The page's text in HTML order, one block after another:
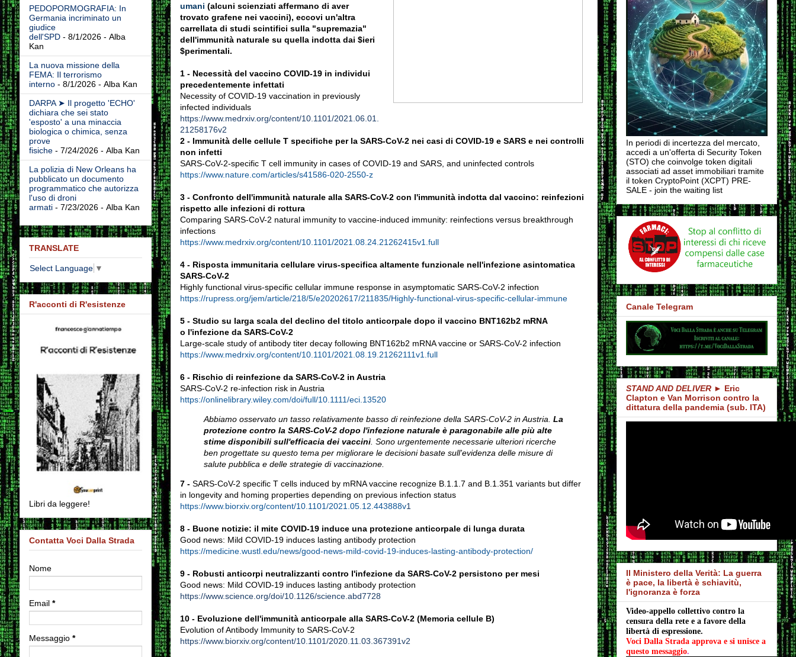
umani (alcuni scienziati affermano di aver
trovato grafene nei vaccini), eccovi un'altra
carrellata di studi scintifici sulla "supremazia"
dell'immunità naturale su quella indotta dai $ieri
$perimentali.
1 - Necessità del vaccino COVID-19 in individui
precedentemente infettati
Necessity of COVID-19 vaccination in previously
infected individuals
https://www.medrxiv.org/content/10.1101/2021.06.01.
21258176v2
2 - Immunità delle cellule T specifiche per la SARS-CoV-2 nei casi di COVID-19 e SARS e nei controlli
non infetti
SARS-CoV-2-specific T cell immunity in cases of COVID-19 and SARS, and uninfected controls
https://www.nature.com/articles/s41586-020-2550-z
3 - Confronto dell'immunità naturale alla SARS-CoV-2 con l'immunità indotta dal vaccino: reinfezioni
rispetto alle infezioni di rottura
Comparing SARS-CoV-2 natural immunity to vaccine-induced immunity: reinfections versus breakthrough
infections
https://www.medrxiv.org/content/10.1101/2021.08.24.21262415v1.full
4 - Risposta immunitaria cellulare virus-specifica altamente funzionale nell'infezione asintomatica
SARS-CoV-2
Highly functional virus-specific cellular immune response in asymptomatic SARS-CoV-2 infection
https://rupress.org/jem/article/218/5/e20202617/211835/Highly-functional-virus-specific-cellular-immune
5 - Studio su larga scala del declino del titolo anticorpale dopo il vaccino BNT162b2 mRNA
o l'infezione da SARS-CoV-2
Large-scale study of antibody titer decay following BNT162b2 mRNA vaccine or SARS-CoV-2 infection
https://www.medrxiv.org/content/10.1101/2021.08.19.21262111v1.full
6 - Rischio di reinfezione da SARS-CoV-2 in Austria
SARS-CoV-2 re-infection risk in Austria
https://onlinelibrary.wiley.com/doi/full/10.1111/eci.13520
Abbiamo osservato un tasso relativamente basso di reinfezione della SARS-CoV-2 in Austria. La
protezione contro la SARS-CoV-2 dopo l'infezione naturale è paragonabile alle più alte
stime disponibili sull'efficacia dei vaccini. Sono urgentemente necessarie ulteriori ricerche
ben progettate su questo tema per migliorare le decisioni basate sull'evidenza delle misure di
salute pubblica e delle strategie di vaccinazione.
7 -SARS-CoV-2 specific T cells induced by mRNA vaccine recognize B.1.1.7 and B.1.351 variants but differ
in longevity and homing properties depending on previous infection status
https://www.biorxiv.org/content/10.1101/2021.05.12.443888v1
8 - Buone notizie: il mite COVID-19 induce una protezione anticorpale di lunga durata
Good news: Mild COVID-19 induces lasting antibody protection
https://medicine.wustl.edu/news/good-news-mild-covid-19-induces-lasting-antibody-protection/
9 - Robusti anticorpi neutralizzanti contro l'infezione da SARS-CoV-2 persistono per mesi
Good news: Mild COVID-19 induces lasting antibody protection
https://www.science.org/doi/10.1126/science.abd7728
10 - Evoluzione dell'immunità anticorpale alla SARS-CoV-2 (Memoria cellule B)
Evolution of Antibody Immunity to SARS-CoV-2
https://www.biorxiv.org/content/10.1101/2020.11.03.367391v2
PEDOPORMOGRAFIA: In
Germania incriminato un
giudice
dell'SPD- 8/1/2026- Alba
Kan
La nuova missione della
FEMA: Il terrorismo
interno- 8/1/2026- Alba Kan
DARPA ➤ Il progetto 'ECHO'
dichiara che sei stato
'esposto' a una minaccia
biologica o chimica, senza
prove
fisiche- 7/24/2026- Alba Kan
La polizia di New Orleans ha
pubblicato un documento
programmatico che autorizza
l'uso di droni
armati- 7/23/2026- Alba Kan
TRANSLATE
Select Language ▼
R'acconti di R'esistenze
Libri da leggere!
Contatta Voci Dalla Strada
Nome
Email *
Messaggio *
In periodi di incertezza del mercato,
accedi a un'offerta di Security Token
(STO) che coinvolge token digitali
associati ad asset immobiliari tramite
il token CryptoPoint (XCPT) PRE-
SALE - join the waiting list
Canale Telegram
STAND AND DELIVER► Eric
Clapton e Van Morrison contro la
dittatura della pandemia (sub. ITA)
Il Ministero della Verità: La guerra
è pace, la libertà è schiavitù,
l'ignoranza è forza
Video-appello collettivo contro la
censura della rete e a favore della
libertà di espressione.
Voci Dalla Strada approva e si unisce a
questo messaggio.